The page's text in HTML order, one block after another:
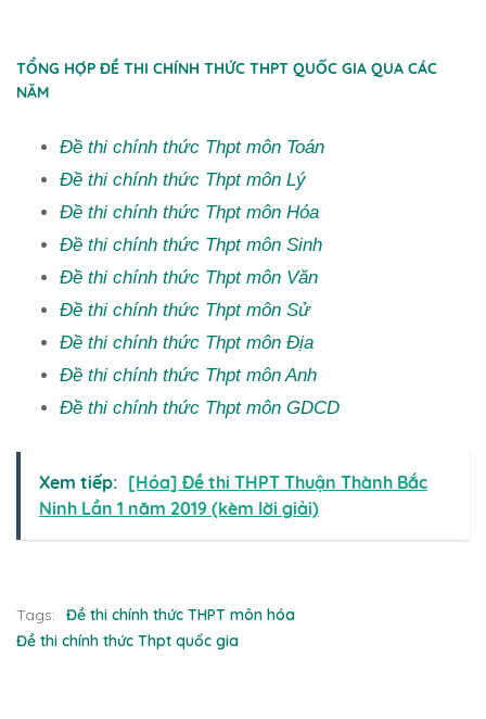
TỔNG HỢP ĐỀ THI CHÍNH THỨC THPT QUỐC GIA QUA CÁC
NĂM
Đề thi chính thức Thpt môn Toán
Đề thi chính thức Thpt môn Lý
Đề thi chính thức Thpt môn Hóa
Đề thi chính thức Thpt môn Sinh
Đề thi chính thức Thpt môn Văn
Đề thi chính thức Thpt môn Sử
Đề thi chính thức Thpt môn Địa
Đề thi chính thức Thpt môn Anh
Đề thi chính thức Thpt môn GDCD
Xem tiếp: [Hóa] Đề thi THPT Thuận Thành Bắc
Ninh Lần 1 năm 2019 (kèm lời giải)
Tags:
Đề thi chính thức THPT môn hóa
Đề thi chính thức Thpt quốc gia